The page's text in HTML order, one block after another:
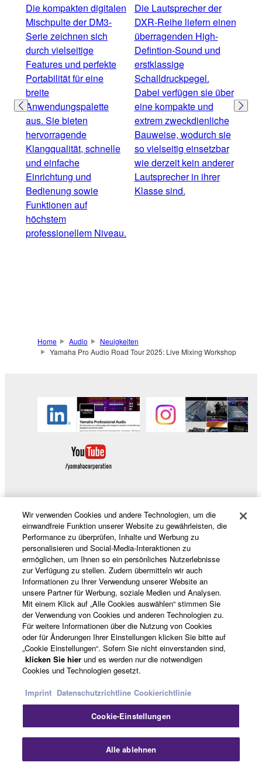
Die kompakten digitalen
Mischpulte der DM3-
Serie zeichnen sich
durch vielseitige
Features und perfekte
Portabilität für eine
breite
Anwendungspalette
aus. Sie bieten
hervorragende
Klangqualität, schnelle
und einfache
Einrichtung und
Bedienung sowie
Funktionen auf
höchstem
professionellem Niveau.
Die Lautsprecher der
DXR-Reihe liefern einen
überragenden High-
Defintion-Sound und
erstklassige
Schalldruckpegel.
Dabei verfügen sie über
eine kompakte und
extrem zweckdienliche
Bauweise, wodurch sie
so vielseitig einsetzbar
wie derzeit kein anderer
Lautsprecher in ihrer
Klasse sind.
Home Audio
Neuigkeiten
Yamaha Pro Audio Road Tour 2025: Live Mixing Workshop
Produkte und Lösungen
News
Über Yamaha
Österreich - German
KontaktNutzungsbedingungen
Datenschutzerklärung
Cookierichtlinie
Wir verwenden Cookies und andere Technologien, um die
einwandfreie Funktion unserer Website zu gewährleisten, die
Performance zu überprüfen, Inhalte und Werbung zu
personalisieren und Social-Media-Interaktionen zu
ermöglichen, um Ihnen so ein persönliches Nutzerlebnisse
zur Verfügung zu stellen. Zudem übermitteln wir auch
Informationen zu Ihrer Verwendung unserer Website an
unsere Partner für Werbung, soziale Medien und Analysen.
Mit einem Klick auf „Alle Cookies auswählen“ stimmen Sie
der Verwendung von Cookies und anderen Technologien zu.
Für weitere Informationen über die Nutzung von Cookies
oder für Änderungen Ihrer Einstellungen klicken Sie bitte auf
„Cookie Einstellungen“. Sofern Sie nicht einverstanden sind,
klicken Sie hier und es werden nur die notwendigen
Cookies und Technologien gesetzt.
Imprint Datenschutzrichtline Cookierichtlinie
Cookie-Einstellungen
Alle ablehnen